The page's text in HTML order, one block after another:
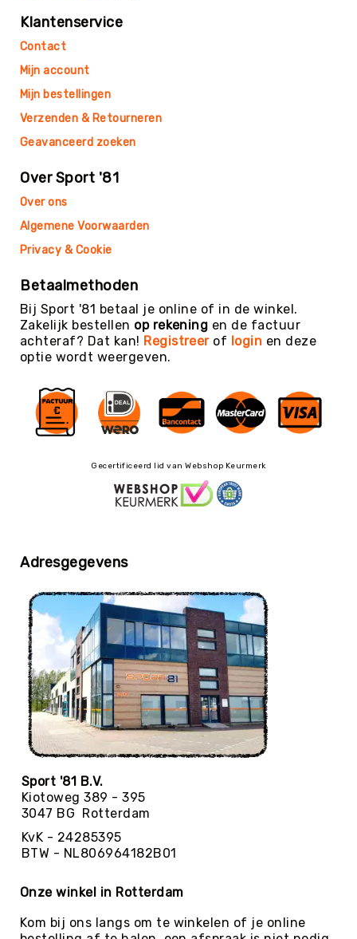
Spikeball
Steppen
Tafeltennis
Tafelvoetbal
Tchoukbal
Tchoukbal
Teambuilding
Tennis
Trampolinespringen
Trendsporten
Turnen
/
Vechtsport
Zelfverdediging
Voetbal
Volleybal
Waterpolo
Meditatie
Yoga
Bolsters
Yoga
Accessoires
KinderYoga
Meditatiekussens
Yoga
Pakketten
Zaalvoetbal
Zeskamp
BALLEN
Sportballen
American
Klantenservice
Contact
Mijn account
Mijn bestellingen
Verzenden & Retourneren
Geavanceerd zoeken
Over Sport '81
Over ons
Algemene Voorwaarden
Privacy & Cookie
Betaalmethoden
Bij Sport '81 betaal je online of in de winkel.
Zakelijk bestellen op rekening en de factuur
achteraf? Dat kan! Registreerof login en deze
optie wordt weergeven.
Gecertificeerd lid van Webshop Keurmerk
Adresgegevens
Sport '81 B.V.
Kiotoweg 389 - 395
3047 BG Rotterdam
KvK - 24285395
BTW - NL806964182B01
Onze winkel in Rotterdam
Kom bij ons langs om te winkelen of je online